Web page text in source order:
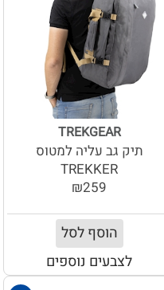
TREKGEAR
תיק גב עליה למטוס
TREKKER
₪259
הוסף לסל
לצבעים נוספים